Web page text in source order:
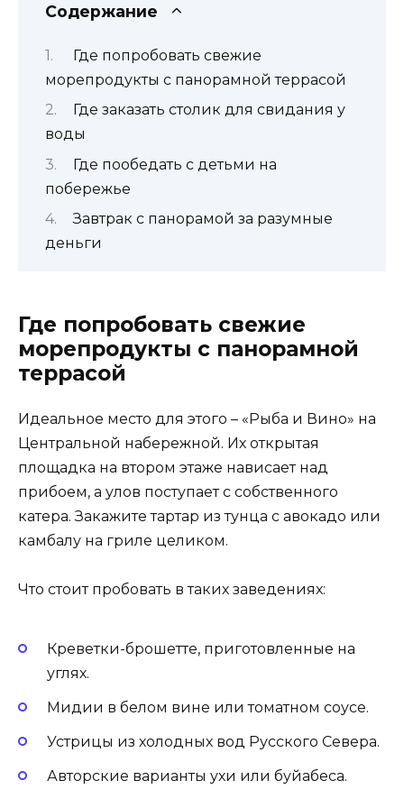
Содержание
Где попробовать свежие
морепродукты с панорамной террасой
Где заказать столик для свидания у
воды
Где пообедать с детьми на
побережье
Завтрак с панорамой за разумные
деньги
Где попробовать свежие
морепродукты с панорамной
террасой
Идеальное место для этого – «Рыба и Вино» на
Центральной набережной. Их открытая
площадка на втором этаже нависает над
прибоем, а улов поступает с собственного
катера. Закажите тартар из тунца с авокадо или
камбалу на гриле целиком.
Что стоит пробовать в таких заведениях:
Креветки-брошетте, приготовленные на
углях.
Мидии в белом вине или томатном соусе.
Устрицы из холодных вод Русского Севера.
Авторские варианты ухи или буйабеса.